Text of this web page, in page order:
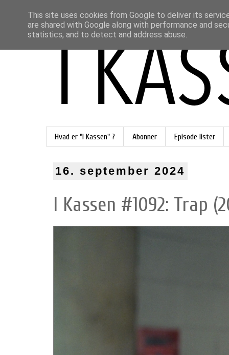
Hvad er "I Kassen" ? Abonner Episode lister
16. september 2024
I Kassen #1092: Trap
This site uses cookies from Google to deliver its
are shared with Google along with performance and
statistics, and to detect and address abuse.